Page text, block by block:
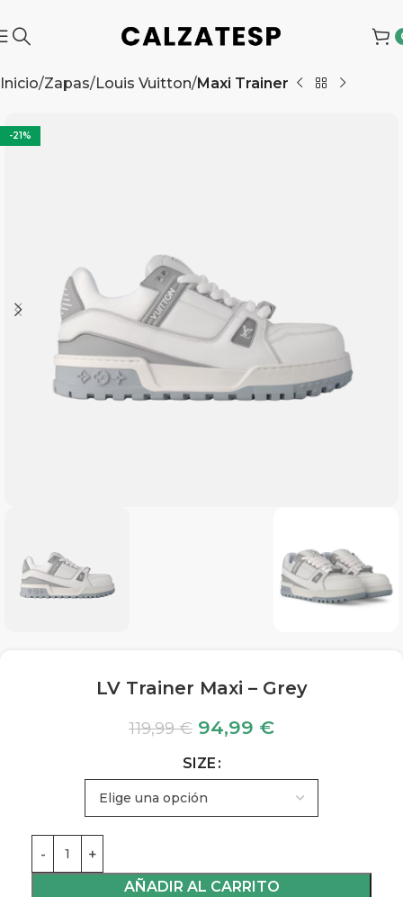
Inicio Zapas Louis Vuitton Maxi Trainer
-21%
LV Trainer Maxi – Grey
119,99€ 94,99 €
SIZE
AÑADIR AL CARRITO